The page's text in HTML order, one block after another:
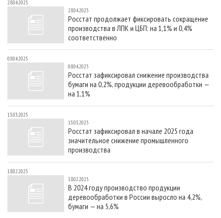
28.04.2025
28.04.2025
Росстат продолжает фиксировать сокращение
производства в ЛПК и ЦБП: на 1,1% и 0,4%
соответственно
08.04.2025
08.04.2025
Росстат зафиксировал снижение производства
бумаги на 0,2%, продукции деревообработки —
на 1,1%
13.03.2025
13.03.2025
Росстат зафиксировал в начале 2025 года
значительное снижение промышленного
производства
18.02.2025
18.02.2025
В 2024 году производство продукции
деревообработки в России выросло на 4,2%,
бумаги — на 5,6%